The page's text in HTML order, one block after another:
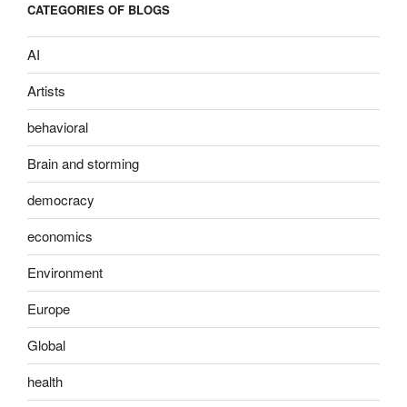
CATEGORIES OF BLOGS
AI
Artists
behavioral
Brain and storming
democracy
economics
Environment
Europe
Global
health